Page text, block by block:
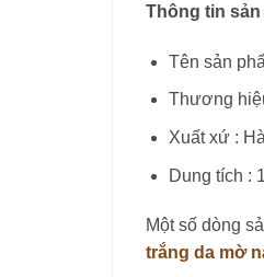
Thông tin sản
Tên sản
Thương
Xuất xứ :
Dung tích :
Một số dòng
trắng da mờ